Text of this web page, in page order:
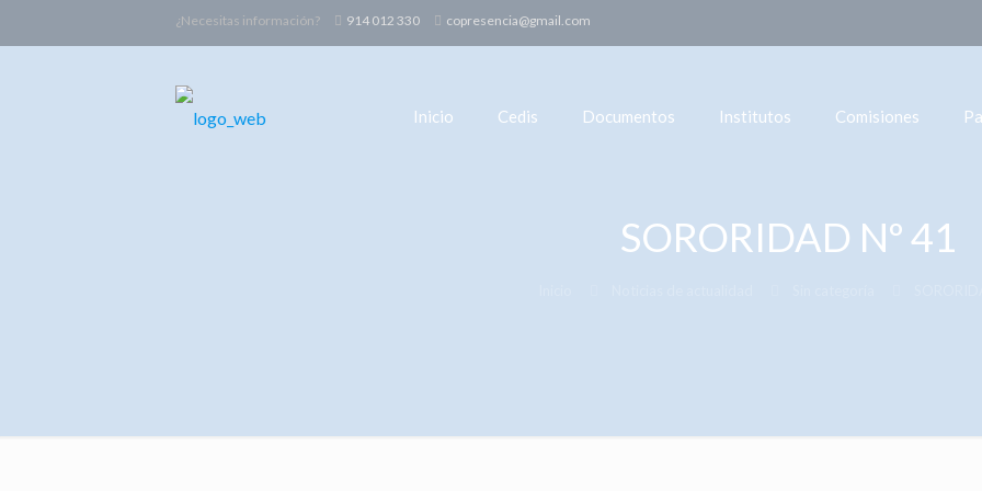
¿Necesitas información? 914 012 330 copresencia@gmail.com
Inicio Cedis Documentos Institutos Comisiones
SORORIDAD Nº 41